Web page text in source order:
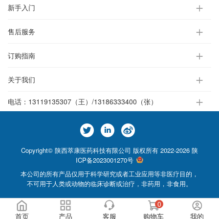
新手入门
售后服务
订购指南
关于我们
电话： 13119135307（王）/13186333400（张）
Copyright© 陕西萃康医药科技有限公司 版权所有 2022-2026 陕
ICP备2023001270号
本公司的所有产品仅用于科学研究或者工业应用等非医疗目的，
不可用于人类或动物的临床诊断或治疗，非药用，非食用。
首页 产品 客服
0
购物车
我的